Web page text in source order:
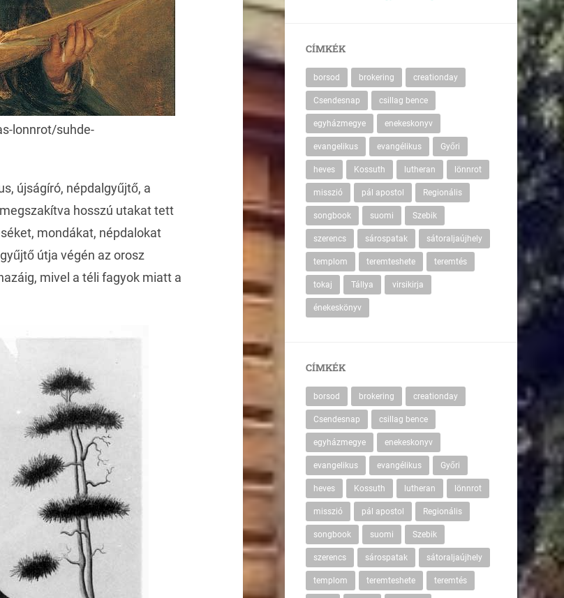
lonnrot/suhde-
újságíró, népdalgyűjtő, a
hosszú utakat tett
mondákat, népdalokat
útja végén az orosz
mivel a téli fagyok miatt a
CÍMKÉK
borsod brokering creationday
Csendesnap csillag bence
egyházmegye enekeskonyv
evangelikus evangélikus Győri
heves Kossuth lutheran lönnrot
misszió pál apostol Regionális
songbook suomi Szebik
szerencs sárospatak sátoraljaújhely
templom teremteshete teremtés
tokaj Tállya virsikirja
énekeskönyv
CÍMKÉK
borsod brokering creationday
Csendesnap csillag bence
egyházmegye enekeskonyv
evangelikus evangélikus Győri
heves Kossuth lutheran lönnrot
misszió pál apostol Regionális
songbook suomi Szebik
szerencs sárospatak sátoraljaújhely
templom teremteshete teremtés